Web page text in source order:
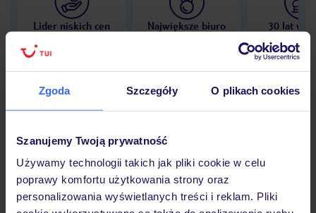
Zgoda Szczegóły O plikach cookies
Szanujemy Twoją prywatność
Używamy technologii takich jak pliki cookie w celu
poprawy komfortu użytkowania strony oraz
personalizowania wyświetlanych treści i reklam. Pliki
Lider niskich cen
Największe biuro
30 lat w
Opinie